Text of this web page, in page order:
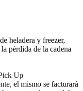
heladera y freezer,
pérdida de la cadena
Up
el mismo se facturará